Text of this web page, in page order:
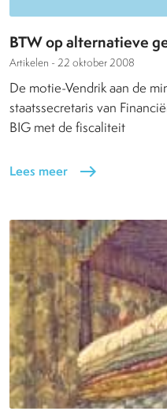
BTW op alternatieve
Artikelen - 22 oktober 2008
De motie-Vendrik aan de
staatssecretaris van
BIG met de fiscaliteit
Lees meer east